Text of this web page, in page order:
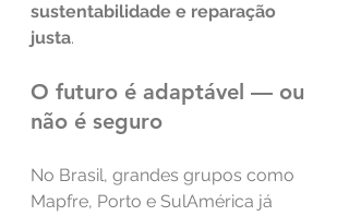
sustentabilidade e reparação
justa.
O futuro é adaptável — ou
não é seguro
No Brasil, grandes grupos como
Mapfre, Porto e SulAmérica já